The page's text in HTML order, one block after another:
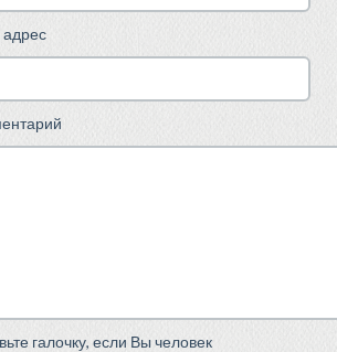
адрес
галочку, если Вы человек